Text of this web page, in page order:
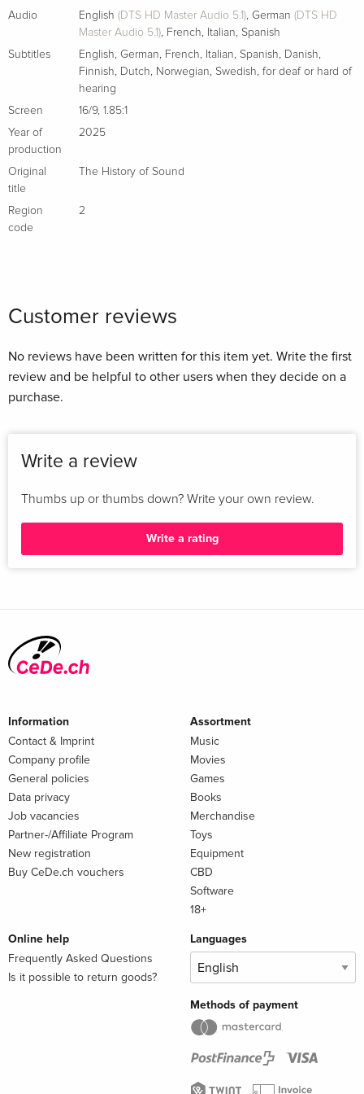
Audio
English (DTS HD Master Audio 5.1), German (DTS HD
Master Audio 5.1), French, Italian, Spanish
Subtitles
English, German, French, Italian, Spanish, Danish,
Finnish, Dutch, Norwegian, Swedish, for deaf or hard of
hearing
Screen
16/9, 1.85:1
Year of
production
2025
Original
title
The History of Sound
Region
code
2
Customer reviews
No reviews have been written for this item yet. Write the first
review and be helpful to other users when they decide on a
purchase.
Write a review
Thumbs up or thumbs down? Write your own review.
Write a rating
Information
Contact & Imprint
Company profile
General policies
Data privacy
Job vacancies
Partner-/Affiliate Program
New registration
Buy CeDe.ch vouchers
Assortment
Music
Movies
Games
Books
Merchandise
Toys
Equipment
CBD
Software
18+
Online help
Frequently Asked Questions
Is it possible to return goods?
Languages
Methods of payment